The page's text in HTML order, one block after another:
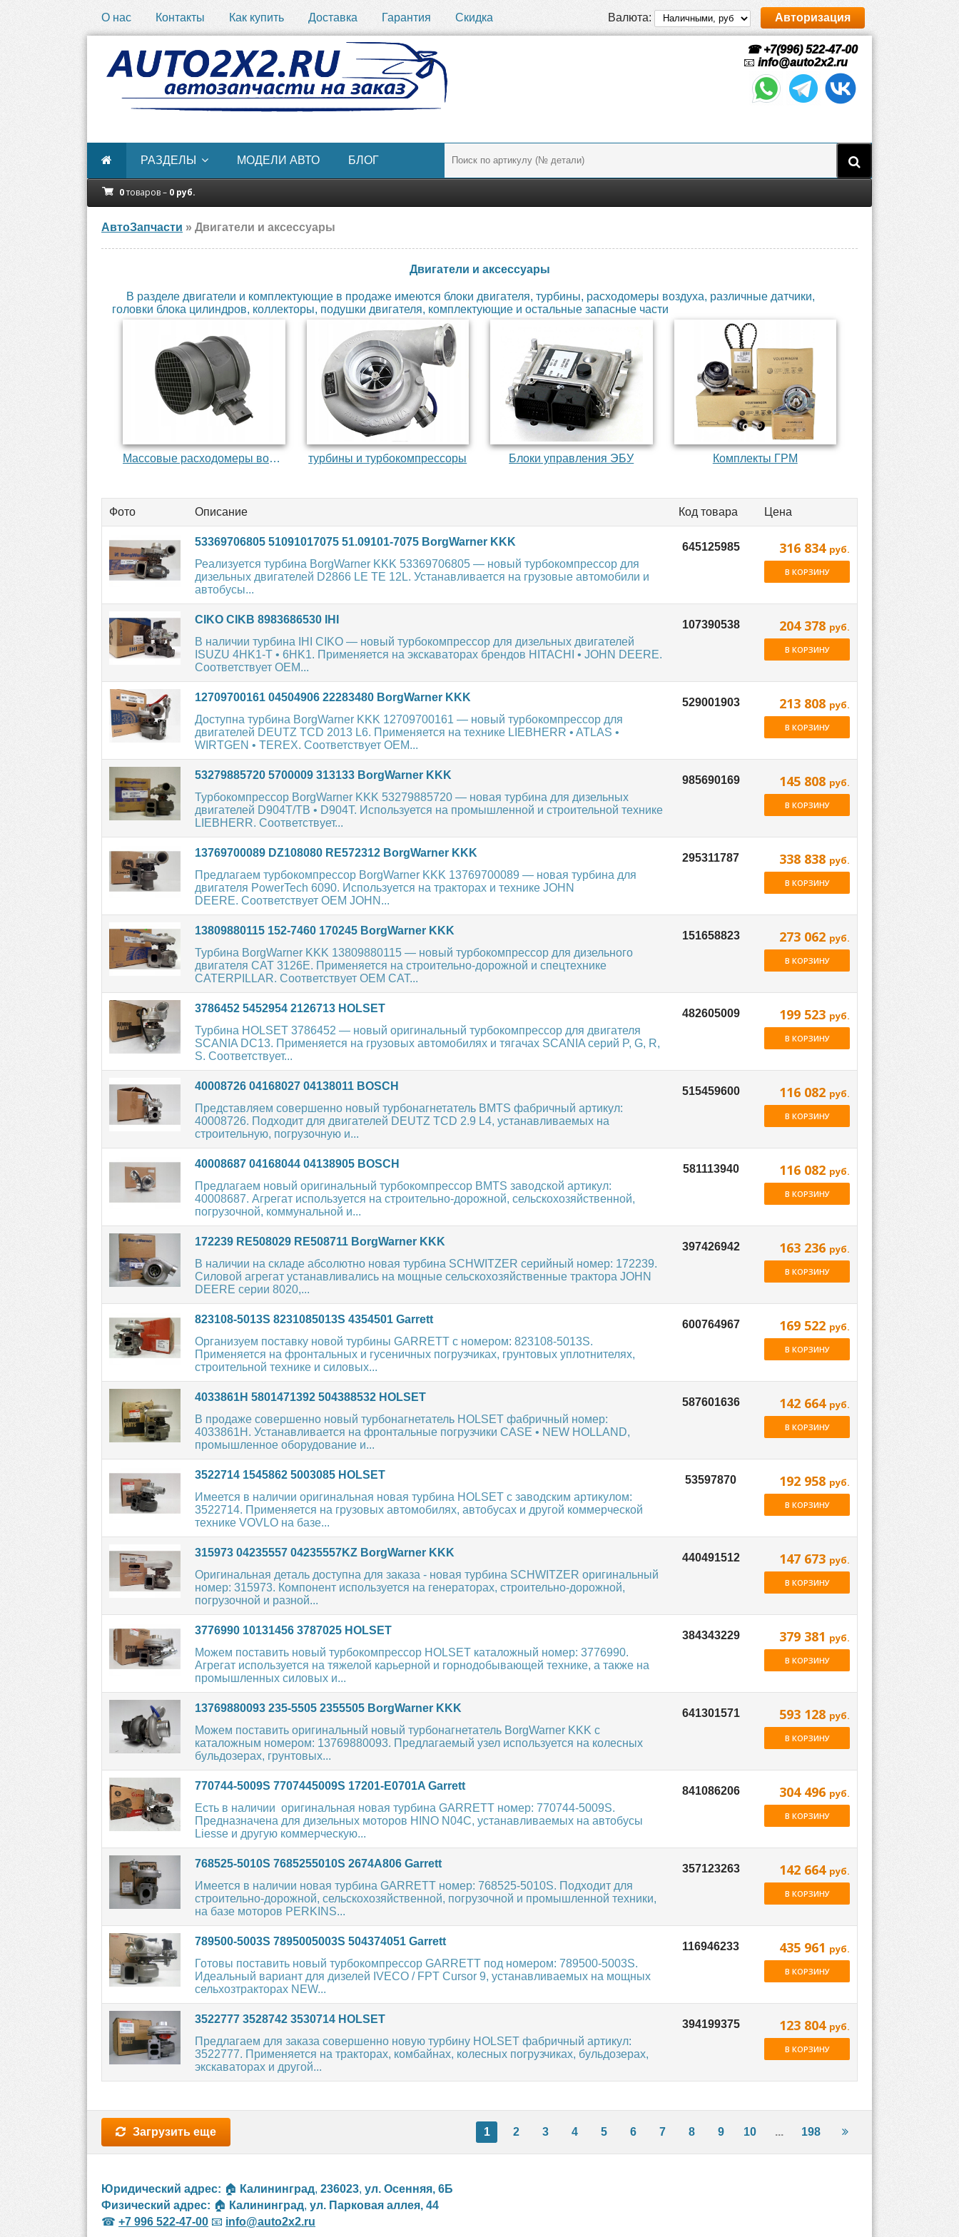
О нас Контакты Как купить Доставка Гарантия Скидка Валюта: Авторизация
☎ +7(996) 522-47-00
📧 info@auto2x2.ru
РАЗДЕЛЫ МОДЕЛИ АВТО БЛОГ
0товаров – 0 руб.
АвтоЗапчасти » Двигатели и аксессуары
Двигатели и аксессуары
В разделе двигатели и комплектующие в продаже имеются блоки двигателя, турбины, расходомеры воздуха, различные датчики,
головки блока цилиндров, коллекторы, подушки двигателя, комплектующие и остальные запасные части
Массовые расходомеры воздуха турбины и турбокомпрессоры Блоки управления ЭБУ Комплекты ГРМ
Фото Описание Код товара Цена
53369706805 51091017075 51.09101-7075 BorgWarner KKK
Реализуется турбина BorgWarner KKK 53369706805 — новый турбокомпрессор для
дизельных двигателей D2866 LE TE 12L. Устанавливается на грузовые автомобили и
автобусы...
316 834 руб.
В КОРЗИНУ
CIKO CIKB 8983686530 IHI
В наличии турбина IHI CIKO — новый турбокомпрессор для дизельных двигателей
ISUZU 4HK1-T • 6HK1. Применяется на экскаваторах брендов HITACHI • JOHN DEERE.
Соответствует OEM...
204 378 руб.
В КОРЗИНУ
12709700161 04504906 22283480 BorgWarner KKK
Доступна турбина BorgWarner KKK 12709700161 — новый турбокомпрессор для
двигателей DEUTZ TCD 2013 L6. Применяется на технике LIEBHERR • ATLAS •
WIRTGEN • TEREX. Соответствует OEM...
213 808 руб.
В КОРЗИНУ
53279885720 5700009 313133 BorgWarner KKK
Турбокомпрессор BorgWarner KKK 53279885720 — новая турбина для дизельных
двигателей D904T/TB • D904T. Используется на промышленной и строительной технике
LIEBHERR. Соответствует...
145 808 руб.
В КОРЗИНУ
13769700089 DZ108080 RE572312 BorgWarner KKK
Предлагаем турбокомпрессор BorgWarner KKK 13769700089 — новая турбина для
двигателя PowerTech 6090. Используется на тракторах и технике JOHN
DEERE. Соответствует OEM JOHN...
338 838 руб.
В КОРЗИНУ
13809880115 152-7460 170245 BorgWarner KKK
Турбина BorgWarner KKK 13809880115 — новый турбокомпрессор для дизельного
двигателя CAT 3126E. Применяется на строительно-дорожной и спецтехнике
CATERPILLAR. Соответствует OEM CAT...
273 062 руб.
В КОРЗИНУ
3786452 5452954 2126713 HOLSET
Турбина HOLSET 3786452 — новый оригинальный турбокомпрессор для двигателя
SCANIA DC13. Применяется на грузовых автомобилях и тягачах SCANIA серий P, G, R,
S. Соответствует...
199 523 руб.
В КОРЗИНУ
40008726 04168027 04138011 BOSCH
Представляем совершенно новый турбонагнетатель BMTS фабричный артикул:
40008726. Подходит для двигателей DEUTZ TCD 2.9 L4, устанавливаемых на
строительную, погрузочную и...
116 082 руб.
В КОРЗИНУ
40008687 04168044 04138905 BOSCH
Предлагаем новый оригинальный турбокомпрессор BMTS заводской артикул:
40008687. Агрегат используется на строительно-дорожной, сельскохозяйственной,
погрузочной, коммунальной и...
116 082 руб.
В КОРЗИНУ
172239 RE508029 RE508711 BorgWarner KKK
В наличии на складе абсолютно новая турбина SCHWITZER серийный номер: 172239.
Силовой агрегат устанавливались на мощные сельскохозяйственные трактора JOHN
DEERE серии 8020,...
163 236 руб.
В КОРЗИНУ
823108-5013S 8231085013S 4354501 Garrett
Организуем поставку новой турбины GARRETT с номером: 823108-5013S.
Применяется на фронтальных и гусеничных погрузчиках, грунтовых уплотнителях,
строительной технике и силовых...
169 522 руб.
В КОРЗИНУ
4033861H 5801471392 504388532 HOLSET
В продаже совершенно новый турбонагнетатель HOLSET фабричный номер:
4033861H. Устанавливается на фронтальные погрузчики CASE • NEW HOLLAND,
промышленное оборудование и...
142 664 руб.
В КОРЗИНУ
3522714 1545862 5003085 HOLSET
Имеется в наличии оригинальная новая турбина HOLSET с заводским артикулом:
3522714. Применяется на грузовых автомобилях, автобусах и другой коммерческой
технике VOVLO на базе...
192 958 руб.
В КОРЗИНУ
315973 04235557 04235557KZ BorgWarner KKK
Оригинальная деталь доступна для заказа - новая турбина SCHWITZER оригинальный
номер: 315973. Компонент используется на генераторах, строительно-дорожной,
погрузочной и разной...
147 673 руб.
В КОРЗИНУ
3776990 10131456 3787025 HOLSET
Можем поставить новый турбокомпрессор HOLSET каталожный номер: 3776990.
Агрегат используется на тяжелой карьерной и горнодобывающей технике, а также на
промышленных силовых и...
379 381 руб.
В КОРЗИНУ
13769880093 235-5505 2355505 BorgWarner KKK
Можем поставить оригинальный новый турбонагнетатель BorgWarner KKK с
каталожным номером: 13769880093. Предлагаемый узел используется на колесных
бульдозерах, грунтовых...
593 128 руб.
В КОРЗИНУ
770744-5009S 7707445009S 17201-E0701A Garrett
Есть в наличии оригинальная новая турбина GARRETT номер: 770744-5009S.
Предназначена для дизельных моторов HINO N04C, устанавливаемых на автобусы
Liesse и другую коммерческую...
304 496 руб.
В КОРЗИНУ
768525-5010S 7685255010S 2674A806 Garrett
Имеется в наличии новая турбина GARRETT номер: 768525-5010S. Подходит для
строительно-дорожной, сельскохозяйственной, погрузочной и промышленной техники,
на базе моторов PERKINS...
142 664 руб.
В КОРЗИНУ
789500-5003S 7895005003S 504374051 Garrett
Готовы поставить новый турбокомпрессор GARRETT под номером: 789500-5003S.
Идеальный вариант для дизелей IVECO / FPT Cursor 9, устанавливаемых на мощных
сельхозтракторах NEW...
435 961 руб.
В КОРЗИНУ
3522777 3528742 3530714 HOLSET
Предлагаем для заказа совершенно новую турбину HOLSET фабричный артикул:
3522777. Применяется на тракторах, комбайнах, колесных погрузчиках, бульдозерах,
экскаваторах и другой...
123 804 руб.
В КОРЗИНУ
Загрузить еще 1 2 3 4 5 6 7 8 9 10 ... 198
Юридический адрес: 🏠 Калининград, 236023, ул. Осенняя, 6Б
Физический адрес: 🏠 Калининград, ул. Парковая аллея, 44
☎ +7 996 522-47-00 📧 info@auto2x2.ru